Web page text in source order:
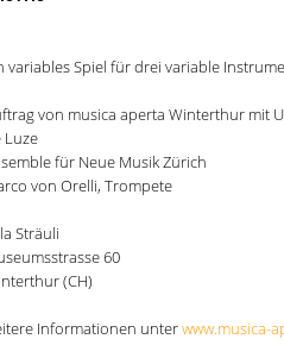
variables Spiel für drei variable
von musica aperta Winterthur mit
Luze
für Neue Musik Zürich
von Orelli, Trompete
Sträuli
60
(CH)
Informationen unterwww.musica-